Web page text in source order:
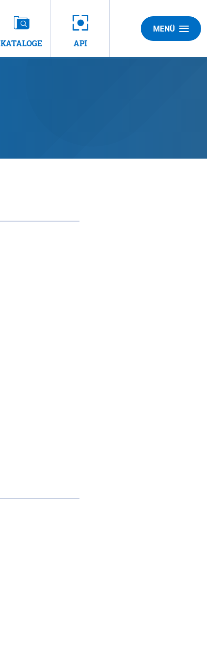
KATALOGE API
MENÜ